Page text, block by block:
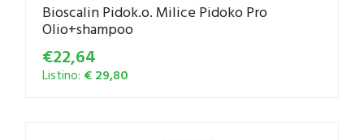
Bioscalin Pidok.o. Milice Pidoko Pro
Olio+shampoo
€22,64
Listino: € 29,80